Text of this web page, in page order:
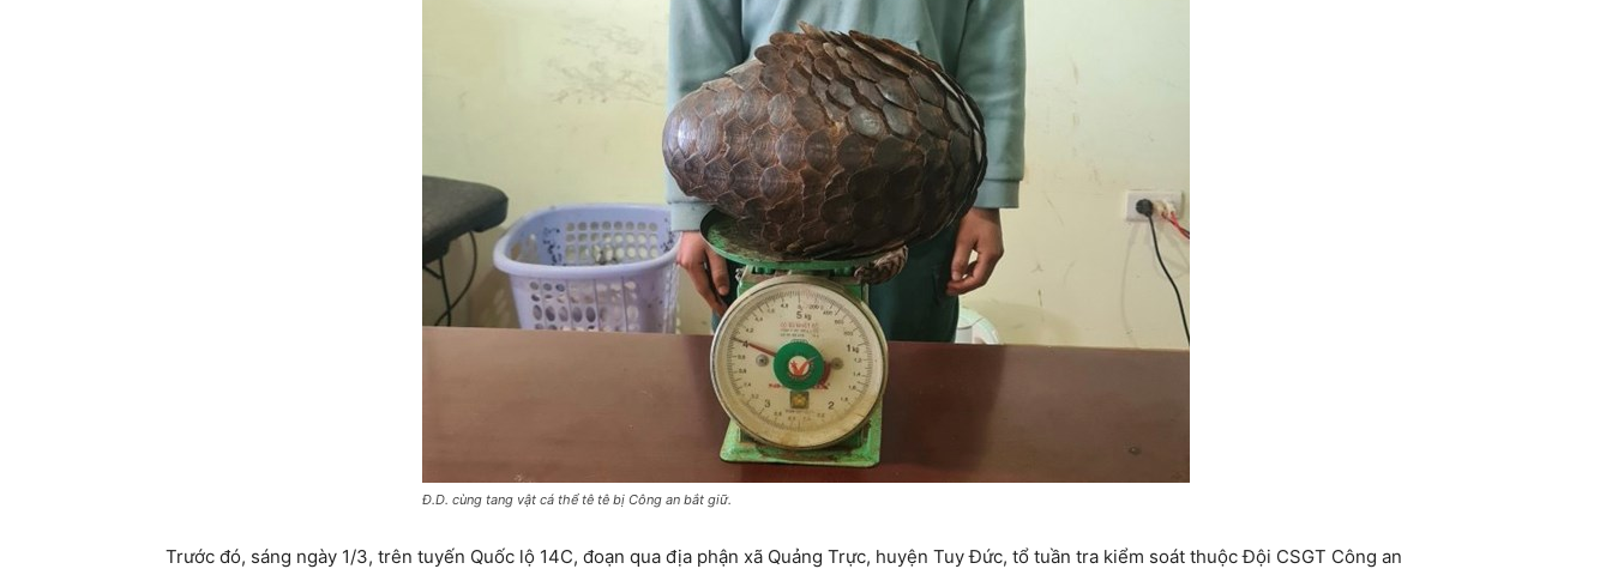
Đ.D. cùng tang vật cá thể tê tê bị Công an bắt giữ.
Trước đó, sáng ngày 1/3, trên tuyến Quốc lộ 14C, đoạn qua địa phận xã Quảng Trực, huyện Tuy Đức, tổ tuần tra kiểm soát thuộc Đội CSGT Công an